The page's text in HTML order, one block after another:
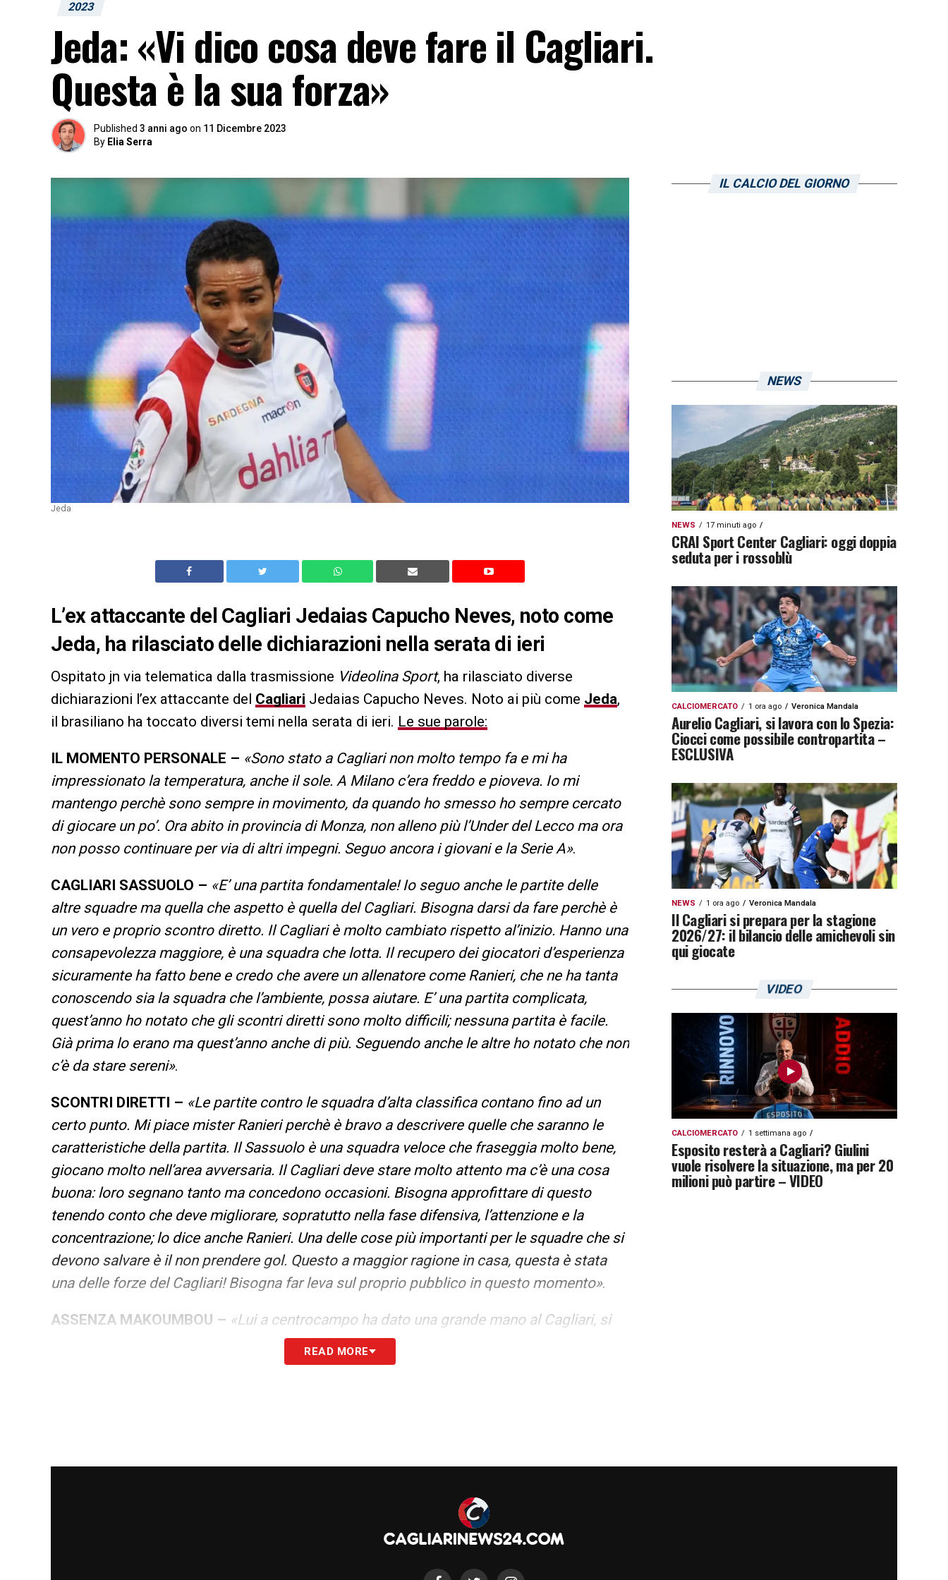
2023
Jeda: «Vi dico cosa deve fare il Cagliari.
Questa è la sua forza»
Published 3 anni ago on 11 Dicembre 2023
By Elia Serra
Jeda
L’ex attaccante del Cagliari Jedaias Capucho Neves, noto come
Jeda, ha rilasciato delle dichiarazioni nella serata di ieri
Ospitato jn via telematica dalla trasmissione Videolina Sport, ha rilasciato diverse
dichiarazioni l’ex attaccante del Cagliari Jedaias Capucho Neves. Noto ai più come Jeda,
il brasiliano ha toccato diversi temi nella serata di ieri. Le sue parole:
IL MOMENTO PERSONALE – «Sono stato a Cagliari non molto tempo fa e mi ha
impressionato la temperatura, anche il sole. A Milano c’era freddo e pioveva. Io mi
mantengo perchè sono sempre in movimento, da quando ho smesso ho sempre cercato
di giocare un po’. Ora abito in provincia di Monza, non alleno più l’Under del Lecco ma ora
non posso continuare per via di altri impegni. Seguo ancora i giovani e la Serie A».
CAGLIARI SASSUOLO – «E’ una partita fondamentale! Io seguo anche le partite delle
altre squadre ma quella che aspetto è quella del Cagliari. Bisogna darsi da fare perchè è
un vero e proprio scontro diretto. Il Cagliari è molto cambiato rispetto al’inizio. Hanno una
consapevolezza maggiore, è una squadra che lotta. Il recupero dei giocatori d’esperienza
sicuramente ha fatto bene e credo che avere un allenatore come Ranieri, che ne ha tanta
conoscendo sia la squadra che l’ambiente, possa aiutare. E’ una partita complicata,
quest’anno ho notato che gli scontri diretti sono molto difficili; nessuna partita è facile.
Già prima lo erano ma quest’anno anche di più. Seguendo anche le altre ho notato che non
c’è da stare sereni».
SCONTRI DIRETTI – «Le partite contro le squadra d’alta classifica contano fino ad un
certo punto. Mi piace mister Ranieri perchè è bravo a descrivere quelle che saranno le
caratteristiche della partita. Il Sassuolo è una squadra veloce che fraseggia molto bene,
giocano molto nell’area avversaria. Il Cagliari deve stare molto attento ma c’è una cosa
buona: loro segnano tanto ma concedono occasioni. Bisogna approfittare di questo
tenendo conto che deve migliorare, sopratutto nella fase difensiva, l’attenzione e la
concentrazione; lo dice anche Ranieri. Una delle cose più importanti per le squadre che si
devono salvare è il non prendere gol. Questo a maggior ragione in casa, questa è stata
una delle forze del Cagliari! Bisogna far leva sul proprio pubblico in questo momento».
ASSENZA MAKOUMBOU – «Lui a centrocampo ha dato una grande mano al Cagliari, si
vede che il giocatore sta bene. Il Cagliari è cambiato molto, crescendo sopratutto sul
piano fisico, è una squadra che corre e lotta; bisogna fare attenzione alla fase difensiva. E’
sovrapporre al Sassuolo. In attacco vedrei bene il giocare con una coppia nel primo
fondantale. Vedo bene Viola, ha svoltato quest’anno ed ha le qualità tecniche. Bisogna
stare attenti perchè il sassuolo dalla metà cammpo in su è terribile. Sono sicuro che in
READ MORE
IL CALCIO DEL GIORNO
NEWS
NEWS 17 minuti ago
CRAI Sport Center Cagliari: oggi doppia
seduta per i rossoblù
CALCIOMERCATO 1 ora ago Veronica Mandala
Aurelio Cagliari, si lavora con lo Spezia:
Ciocci come possibile contropartita –
ESCLUSIVA
NEWS 1 ora ago Veronica Mandala
Il Cagliari si prepara per la stagione
2026/27: il bilancio delle amichevoli sin
qui giocate
VIDEO
CALCIOMERCATO 1 settimana ago
Esposito resterà a Cagliari? Giulini
vuole risolvere la situazione, ma per 20
milioni può partire – VIDEO